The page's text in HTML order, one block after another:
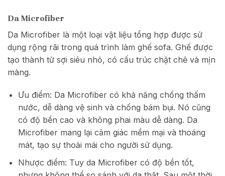
Da Microfiber
Da Microfiber là một loại vật liệu tổng hợp được sử
dụng rộng rãi trong quá trình làm ghế sofa. Ghế được
tạo thành từ sợi siêu nhỏ, có cấu trúc chặt chẽ và mịn
màng.
Ưu điểm: Da Microfiber có khả năng chống thấm
nước, dễ dàng vệ sinh và chống bám bụi. Nó cũng
có độ bền cao và không phai màu dễ dàng. Da
Microfiber mang lại cảm giác mềm mại và thoáng
mát, tạo sự thoải mái cho người sử dụng.
Nhược điểm: Tuy da Microfiber có độ bền tốt,